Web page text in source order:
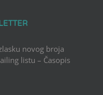
novog broja
listu – Časopis